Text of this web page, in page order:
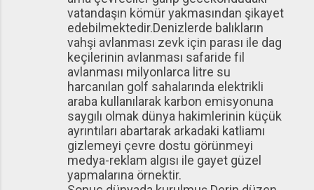
vatandaşın kömür yakmasından şikayet
edebilmektedir.Denizlerde balıkların
vahşi avlanması zevk için parası ile dag
keçilerinin avlanması safaride fil
avlanması milyonlarca litre su
harcanılan golf sahalarında elektrikli
araba kullanılarak karbon emisyonuna
saygılı olmak dünya hakimlerinin küçük
ayrıntıları abartarak arkadaki katliamı
gizlemeyi çevre dostu görünmeyi
medya-reklam algısı ile gayet güzel
yapmalarına örnektir.